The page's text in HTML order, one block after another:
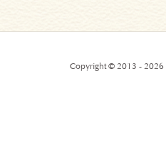
Copyright © 2013 - 2026